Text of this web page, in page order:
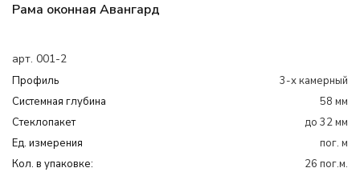
Рама оконная Авангард
арт. 001-2
Профиль
3-х камерный
Системная глубина
58 мм
Cтеклопакет
до 32 мм
Ед. измерения
пог. м
Кол. в упаковке:
26 пог.м.